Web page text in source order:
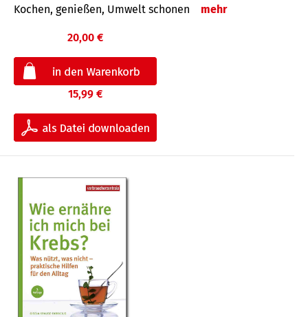
Kochen, genießen, Umwelt schonen mehr
20,00 €
15,99 €